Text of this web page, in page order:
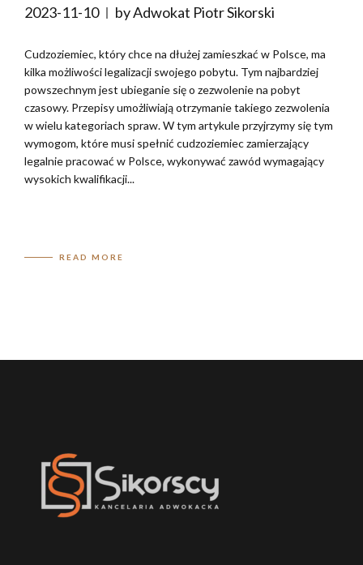
2023-11-10 by Adwokat Piotr Sikorski
Cudzoziemiec, który chce na dłużej zamieszkać w Polsce, ma
kilka możliwości legalizacji swojego pobytu. Tym najbardziej
powszechnym jest ubieganie się o zezwolenie na pobyt
czasowy. Przepisy umożliwiają otrzymanie takiego zezwolenia
w wielu kategoriach spraw. W tym artykule przyjrzymy się tym
wymogom, które musi spełnić cudzoziemiec zamierzający
legalnie pracować w Polsce, wykonywać zawód wymagający
wysokich kwalifikacji...
READ MORE